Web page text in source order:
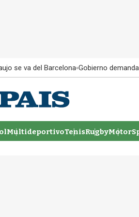
se va del Barcelona Gobierno
MultideportivoTenisRugby